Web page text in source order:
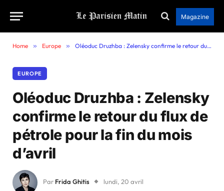
Magazine
Home » Europe » Oléoduc Druzhba : Zelensky confirme le retour du flux de pétrole pour la fin du mois d’avril
EUROPE
Oléoduc Druzhba : Zelensky
confirme le retour du flux de
pétrole pour la fin du mois
d’avril
Par Frida Ghitis lundi, 20 avril